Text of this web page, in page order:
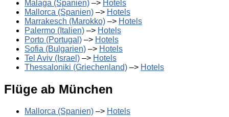
Malaga (Spanien) –> Hotels
Mallorca (Spanien) –> Hotels
Marrakesch (Marokko) –> Hotels
Palermo (Italien) –> Hotels
Porto (Portugal) –> Hotels
Sofia (Bulgarien) –> Hotels
Tel Aviv (Israel) –> Hotels
Thessaloniki (Griechenland) –> Hotels
Flüge ab München
Mallorca (Spanien) –> Hotels